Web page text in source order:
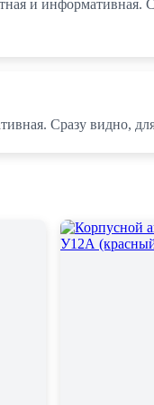
и информативная.
Сразу видно,